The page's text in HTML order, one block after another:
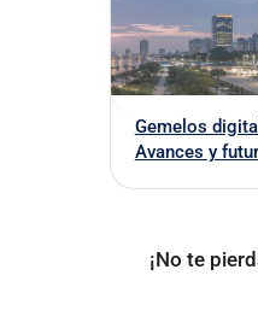
Gemelos
Avances y
¡No te